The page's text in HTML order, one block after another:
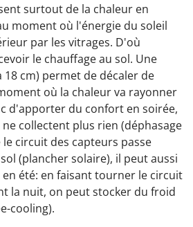
surtout de la chaleur en
moment où l'énergie du soleil
par les vitrages. D'où
le chauffage au sol. Une
18 cm) permet de décaler de
où la chaleur va rayonner
d'apporter du confort en soirée,
collectent plus rien (déphasage
circuit des capteurs passe
(plancher solaire), il peut aussi
été: en faisant tourner le circuit
la nuit, on peut stocker du froid
cooling).